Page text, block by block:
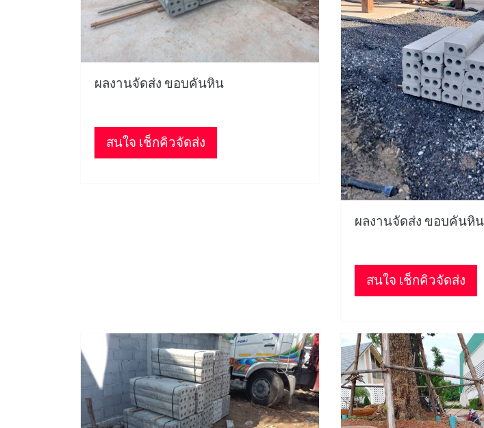
ผลงานจัดส่ง ขอบคันหิน
สนใจ เช็กคิวจัดส่ง
ผลงานจัดส่ง ขอบคันหิน
สนใจ เช็กคิวจัดส่ง